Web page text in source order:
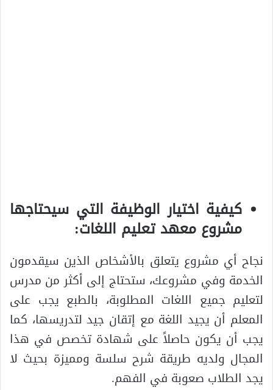
كيفية اختيار الوظيفة التي سيحتاجها
مشروع معهد تعليم اللغات:
نجاح أي مشروع يتعلق بالأشخاص الذين سيقدمون
الخدمة وفي مشروعك، ستحتاج إلى أكثر من مدرس
لتعليم جميع اللغات المطلوبة، بالطبع يجب على
المعلم أن يجيد اللغة مع إتقان جيد لتدريسها، كما
يجب أن يكون حاصلاً على شهادة تخصص في هذا
المجال ولديه طريقة شرح سلسة ومميزة بحيث لا
يجد الطلاب صعوبة في الفهم.